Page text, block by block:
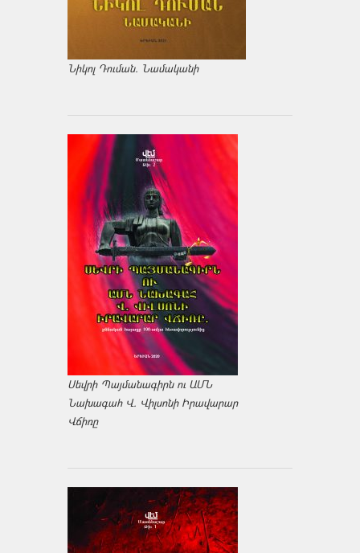
Նիկոլ Դուման. Նամականի
Սեվրի Պայմանագիրն ու ԱՄՆ
Նախագահ Վ. Վիլսոնի Իրավարար
Վճիռը